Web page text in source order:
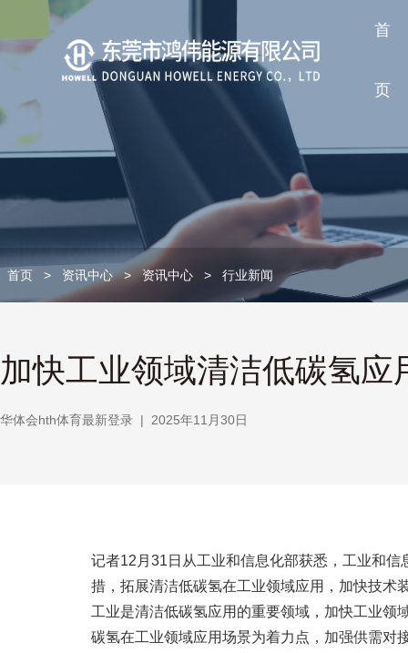
首
页
首页 > 资讯中心 > 资讯中心 > 行业新闻
加快工业领域清洁低碳氢
华体会hth体育最新登录 | 2025年11月30日
记者12月31日从工业和信息化部获悉，工业和
措，拓展清洁低碳氢在工业领域应用，加快技术
工业是清洁低碳氢应用的重要领域，加快工业领
碳氢在工业领域应用场景为着力点，加强供需对